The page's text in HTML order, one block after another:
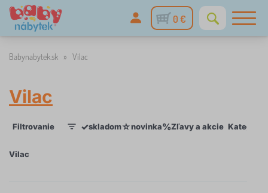
0 €
Babynabytek.sk » Vilac
Vilac
Filtrovanie ✓skladom☆novinka%Zľavy a akcie Kategórie
Vilac